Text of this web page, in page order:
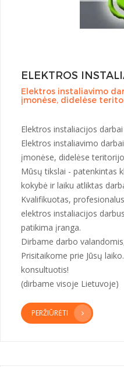
ELEKTROS
Elektros instaliavimo
įmonėse, didelėse
Elektros instaliacijos darbai
Elektros instaliavimo
įmonėse, didelėse
Mūsų tikslai - patenkintas
kokybė ir laiku atliktas
Kvalifikuotas,
elektros instaliacijos
patikima įranga.
Dirbame darbo
Prisitaikome prie Jūsų
konsultuotis!
(dirbame visoje Lietuvoje)
PERŽIŪRĖTI